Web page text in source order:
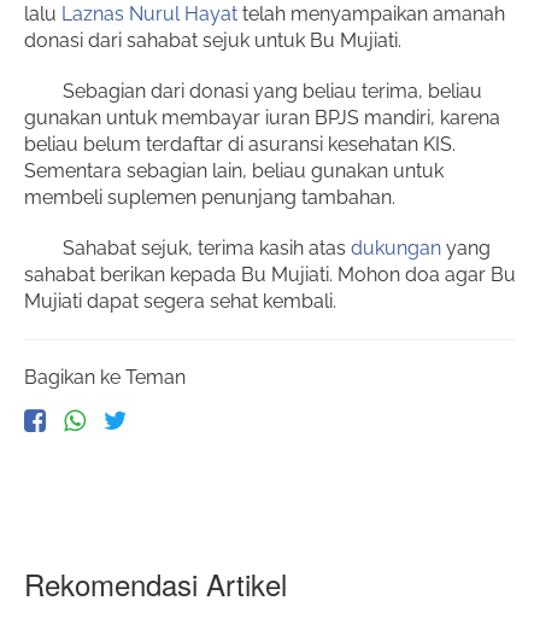
lalu Laznas Nurul Hayat telah menyampaikan amanah
donasi dari sahabat sejuk untuk Bu Mujiati.
Sebagian dari donasi yang beliau terima, beliau
gunakan untuk membayar iuran BPJS mandiri, karena
beliau belum terdaftar di asuransi kesehatan KIS.
Sementara sebagian lain, beliau gunakan untuk
membeli suplemen penunjang tambahan.
Sahabat sejuk, terima kasih atas dukungan yang
sahabat berikan kepada Bu Mujiati. Mohon doa agar Bu
Mujiati dapat segera sehat kembali.
Bagikan ke Teman
Rekomendasi Artikel